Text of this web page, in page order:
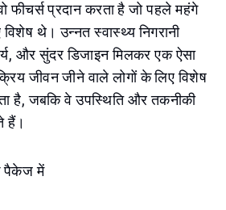
फीचर्स प्रदान करता है जो पहले महंगे
विशेष थे। उन्नत स्वास्थ्य निगरानी
और सुंदर डिजाइन मिलकर एक ऐसा
जीवन जीने वाले लोगों के लिए विशेष
है, जबकि वे उपस्थिति और तकनीकी
हैं।
पैकेज में